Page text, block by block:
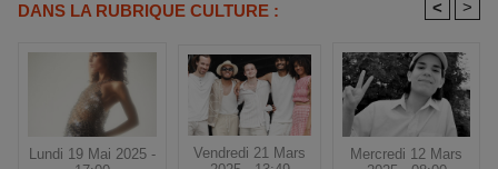
DANS LA RUBRIQUE CULTURE : < >
Lundi 19 Mai 2025 -
Vendredi 21 Mars
Mercredi 12 Mars